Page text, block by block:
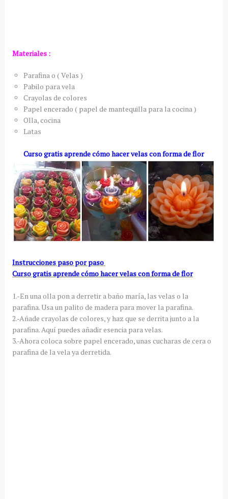
Materiales :
Parafina o ( Velas )
Pabilo para vela
Crayolas de colores
Papel encerado ( papel de mantequilla para la cocina )
Olla, cocina
Latas
Curso gratis aprende cómo hacer velas con forma de flor
Instrucciones paso por paso
Curso gratis aprende cómo hacer velas con forma de flor
1.-En una olla pon a derretir a baño maría, las velas o la
parafina. Usa un palito de madera para mover la parafina.
2.-Añade crayolas de colores, y haz que se derrita junto a la
parafina. Aquí puedes añadir esencia para velas.
3.-Ahora coloca sobre papel encerado, unas cucharas de cera o
parafina de la vela ya derretida.